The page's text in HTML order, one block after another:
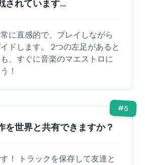
されています...
に直感的で、プレイしながら
ドします。 2つの左足があると
、すぐに音楽のマエストロに
！
#5
を世界と共有できますか？
！ トラックを保存して友達と